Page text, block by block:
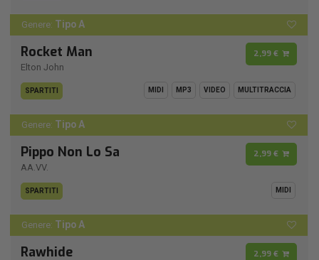
Genere: Tipo A
Rocket Man
Elton John
2,99 €
SPARTITI MIDI MP3 VIDEO MULTITRACCIA
Genere: Tipo A
Pippo Non Lo Sa
AA.VV.
2,99 €
SPARTITI MIDI
Genere: Tipo A
Rawhide 2,99 €